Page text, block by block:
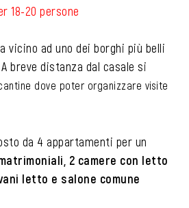
18-20 persone
vicino ad uno dei borghi più belli
breve distanza dal casale si
dove poter organizzare visite
da 4 appartamenti per un
2 camere con letto
letto e salone comune